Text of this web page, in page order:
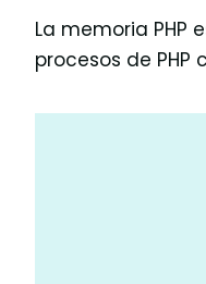
La memoria
procesos de PHP